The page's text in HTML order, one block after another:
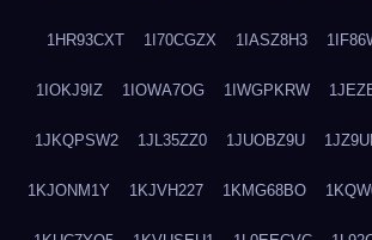
1HR93CXT 1I70CGZX 1IASZ8H3
1IOKJ9IZ 1IOWA7OG 1IWGPKRW
1JKQPSW2 1JL35ZZ0 1JUOBZ9U
1KJONM1Y 1KJVH227 1KMG68BO